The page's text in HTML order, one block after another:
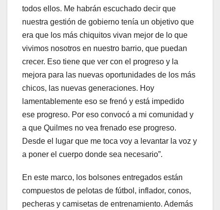
todos ellos. Me habrán escuchado decir que
nuestra gestión de gobierno tenía un objetivo que
era que los más chiquitos vivan mejor de lo que
vivimos nosotros en nuestro barrio, que puedan
crecer. Eso tiene que ver con el progreso y la
mejora para las nuevas oportunidades de los más
chicos, las nuevas generaciones. Hoy
lamentablemente eso se frenó y está impedido
ese progreso. Por eso convocó a mi comunidad y
a que Quilmes no vea frenado ese progreso.
Desde el lugar que me toca voy a levantar la voz y
a poner el cuerpo donde sea necesario”.
En este marco, los bolsones entregados están
compuestos de pelotas de fútbol, inflador, conos,
pecheras y camisetas de entrenamiento. Además